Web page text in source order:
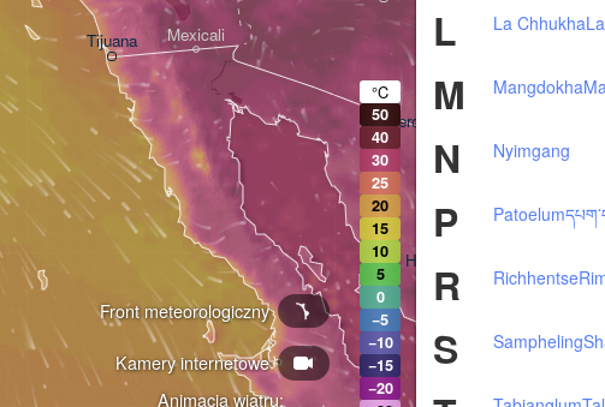
L La Chhukha
M Mangdokha
N Nyimgang
P Patoelum
R Richhentse
S Sampheling
Animacja wiatru:
Kamery internetowe
Front meteorologiczny
Tijuana Mexicali
Hermosillo
Heroica Nogales
Ciudad Obregón
°C
50
40
30
25
20
15
10
5
0
−5
−10
−15
−20